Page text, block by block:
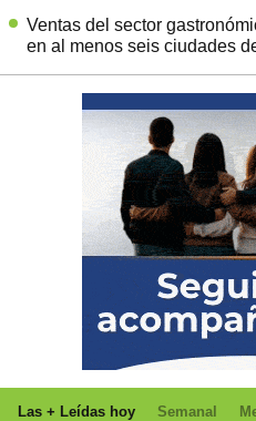
Ventas del sector
en al menos seis ciudades
Las + Leídas hoy Semanal